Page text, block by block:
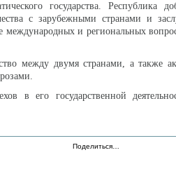
государства. Республика
с зарубежными странами и
международных и региональных
между двумя странами, а также
в его государственной
Поделиться…